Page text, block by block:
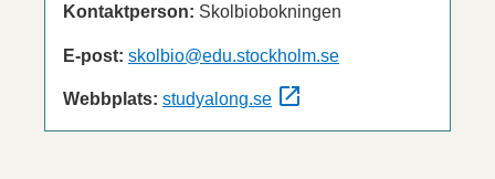
Kontaktperson: Skolbiobokningen
E-post: skolbio@edu.stockholm.se
Webbplats: studyalong.se